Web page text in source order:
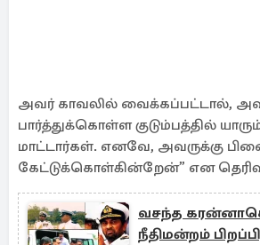
அவர் காவலில் வைக்கப்பட்டால்,
பார்த்துக்கொள்ள குடும்பத்தில்
மாட்டார்கள். எனவே, அவருக்கு
கேட்டுக்கொள்கின்றேன்” என
வசந்த
நீதிமன்றம்